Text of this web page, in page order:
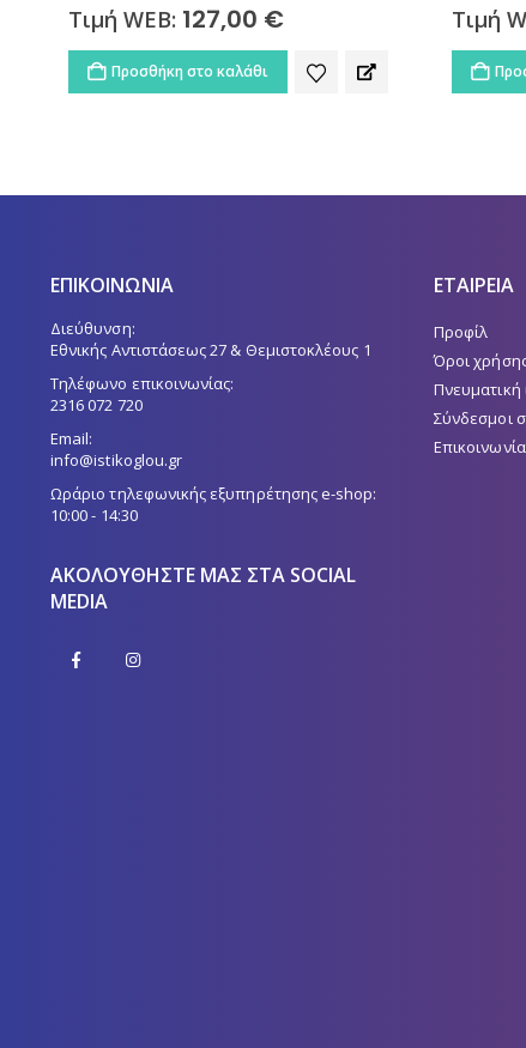
Τιμή WEB: 215,00 €
Προσθήκη στο καλάθι
Τιμή
ΕΠΙΚΟΙΝΩΝΙΑ
Διεύθυνση:
Εθνικής Αντιστάσεως 27 & Θεμιστοκλέους 1
Τηλέφωνο επικοινωνίας:
2316 072 720
Email:
info@istikoglou.gr
Ωράριο τηλεφωνικής εξυπηρέτησης e-shop:
10:00 - 14:30
ΑΚΟΛΟΥΘΉΣΤΕ ΜΑΣ ΣΤΑ SOCIAL
MEDIA
ΕΤΑΙΡΕΙΑ
Προφίλ
Όροι
Πνευματική
Σύνδεσμοι
Επικοινωνία